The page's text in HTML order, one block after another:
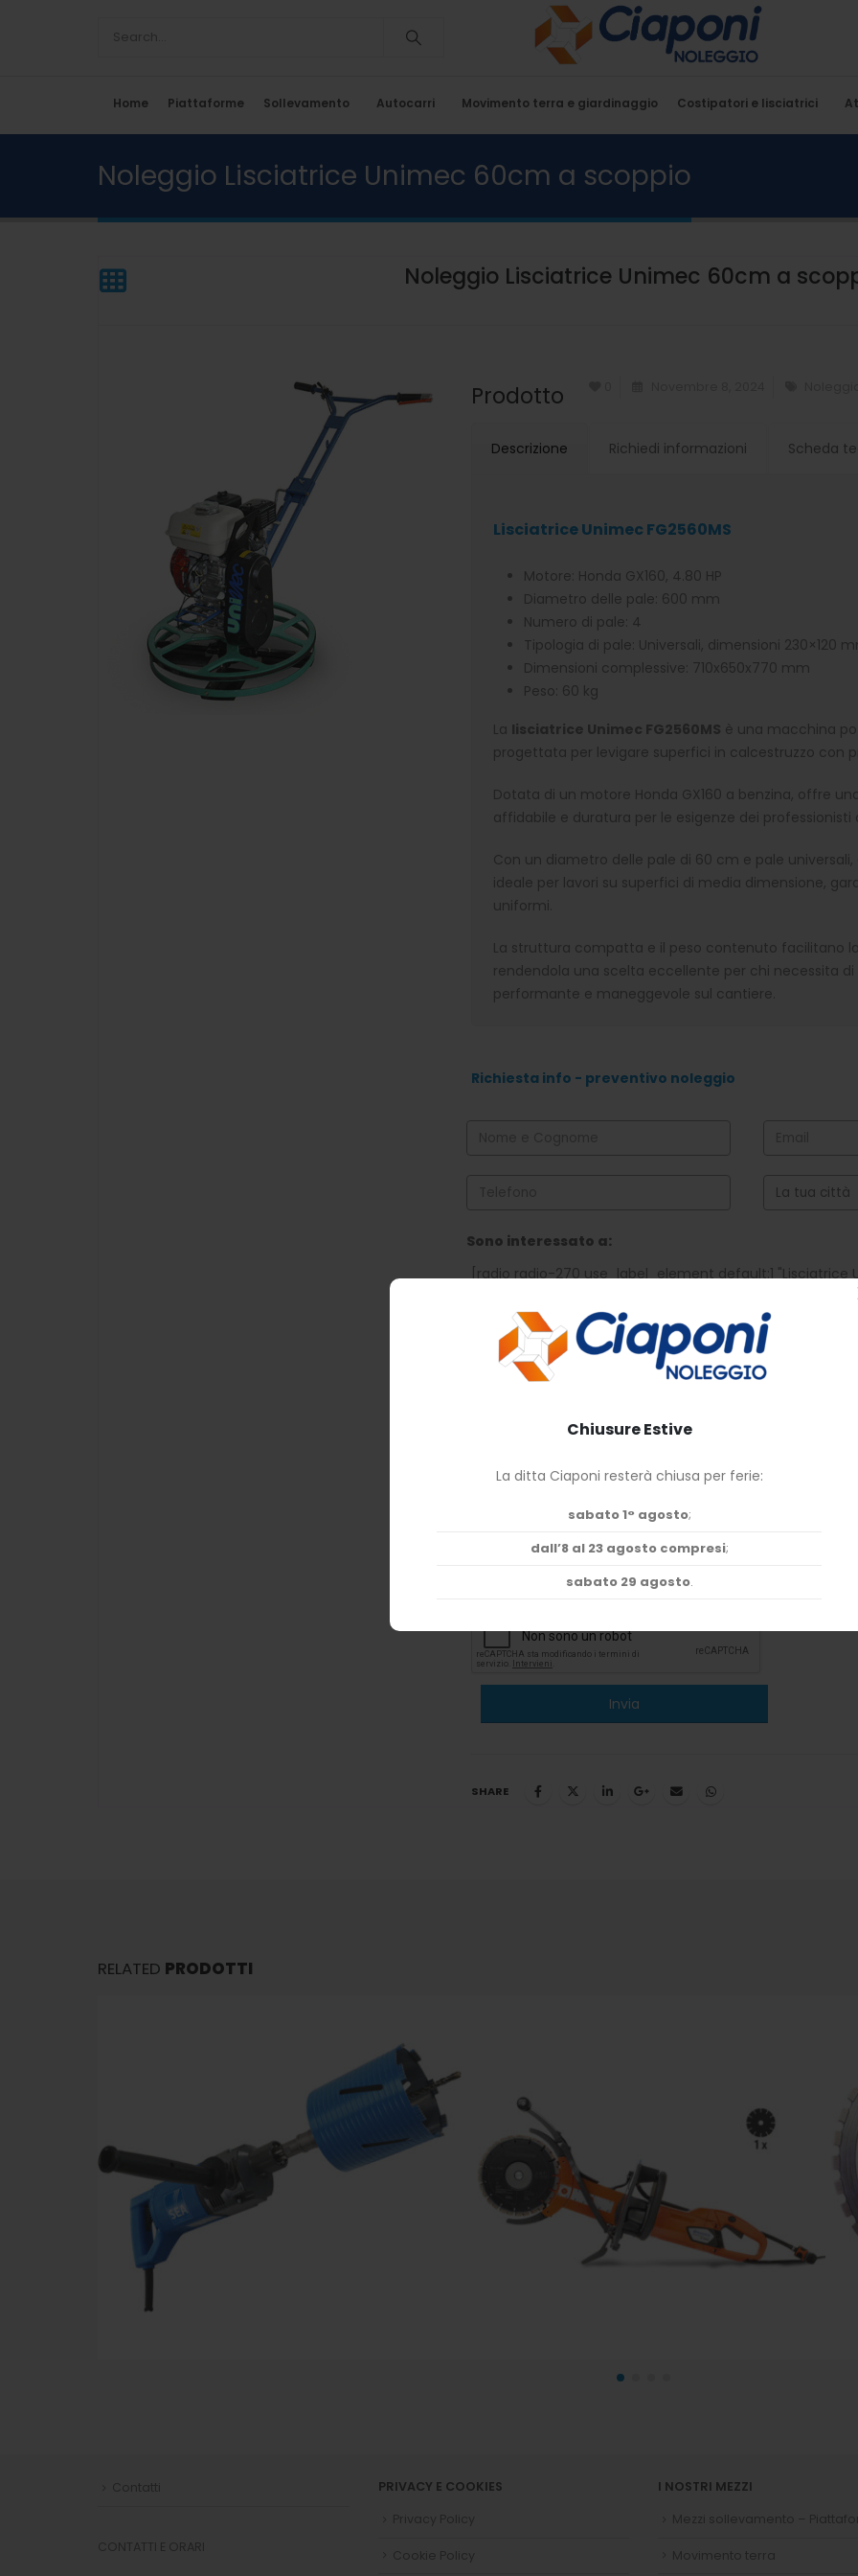
Chiusure Estive
La ditta Ciaponi resterà chiusa per ferie:
sabato 1° agosto;
dall’8 al 23 agosto compresi;
sabato 29 agosto.
Home Piattaforme Sollevamento Autocarri Movimento terra e giardinaggio Costipatori e lisciatrici
Noleggio Lisciatrice Unimec 60cm a scoppio
Noleggio Lisciatrice Unimec 60cm a
Prodotto
Descrizione Richiedi informazioni Scheda
Lisciatrice Unimec FG2560MS
Motore: Honda GX160, 4.80 HP
Diametro delle pale: 600 mm
Numero di pale: 4
Tipologia di pale: Universali, dimensioni 230×120
Dimensioni complessive: 710x650x770 mm
Peso: 60 kg
La lisciatrice Unimec FG2560MS è una macchina
progettata per levigare superfici in calcestruzzo con
Dotata di un motore Honda GX160 a benzina, offre
affidabile e duratura per le esigenze dei professionisti
Con un diametro delle pale di 60 cm e pale
ideale per lavori su superfici di media dimensione,
uniformi.
La struttura compatta e il peso contenuto facilitano
rendendola una scelta eccellente per chi necessita
performante e maneggevole sul cantiere.
Richiesta info - preventivo noleggio
Sono interessato a:
[radio radio-270 use_label_element default:1 "Lisciatrice
"Lisciatrice Titina Raimondi" "Frattazzatrice Elettrica Imer
prodotti"]
Seleziona le date
Dal giorno
e esprimo
trattamento dei miei dati personali.
SHARE
RELATED PRODOTTI
PRIVACY E COOKIES
I NOSTRI MEZZI